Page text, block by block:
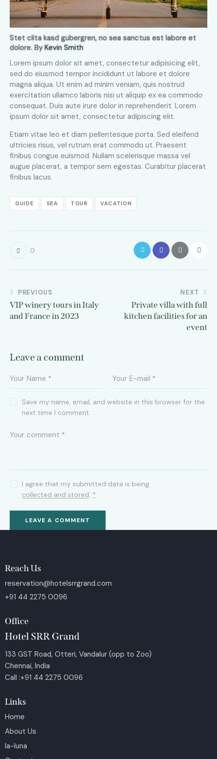
Stet clita kasd gubergren, no sea sanctus est labore et
dolore. ByKevin Smith
Lorem ipsum dolor sit amet, consectetur adipisicing elit,
sed do eiusmod tempor incididunt ut labore et dolore
magna aliqua. Ut enim ad minim veniam, quis nostrud
exercitation ullamco laboris nisi ut aliquip ex ea commodo
consequat. Duis aute irure dolor in reprehenderit. Lorem
ipsum dolor sit amet, consectetur adipiscing elit.
Etiam vitae leo et diam pellentesque porta. Sed eleifend
ultricies risus, vel rutrum erat commodo ut. Praesent
finibus congue euismod. Nullam scelerisque massa vel
augue placerat, a tempor sem egestas. Curabitur placerat
finibus lacus.
GUIDE SEA TOUR VACATION
0
PREVIOUS
VIP winery tours in Italy
and France in 2023
NEXT
Private villa with full
kitchen facilities for an
event
Leave a comment
Save my name, email, and website in this browser for the
next time I comment.
I agree that my submitted data is being
collected and stored. *
Reach Us
reservation@hotelsrrgrand.com
+91 44 2275 0096
Office
Hotel SRR Grand
133 GST Road, Otteri, Vandalur (opp to Zoo)
Chennai, India
Call :+91 44 2275 0096
Links
Home
About Us
la-luna